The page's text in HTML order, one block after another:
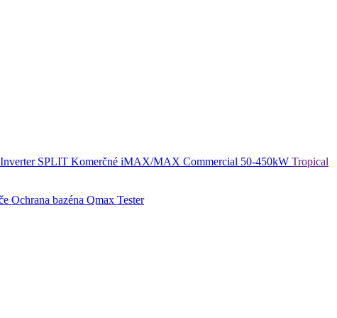
SPLIT Komerčné iMAX/MAX Commercial 50-450kW Tropical
Ochrana bazéna Qmax Tester